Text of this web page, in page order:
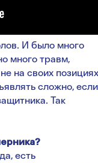
И было много
много травм,
на своих
сложно, если
Так
есть